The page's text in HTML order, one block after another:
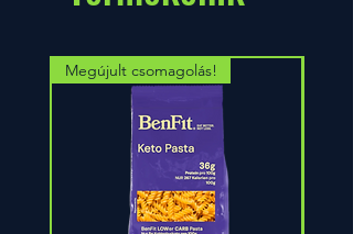
Megújult csomagolás!